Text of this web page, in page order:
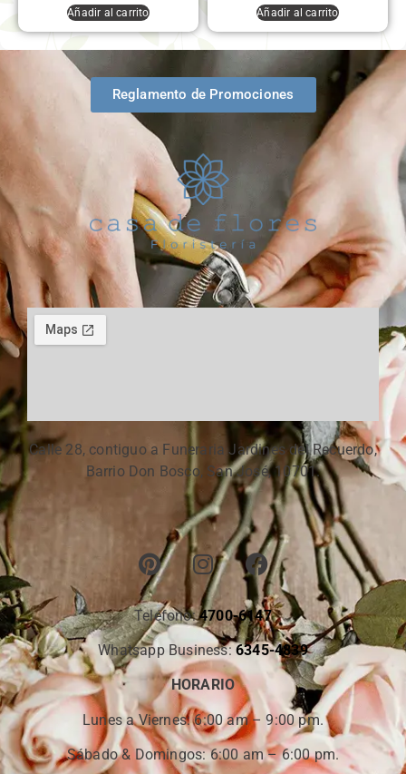
Añadir al carrito Añadir al carrito
Reglamento de Promociones
Calle 28, contiguo a Funeraria Jardines del Recuerdo,
Barrio Don Bosco, San José, 10701.
Teléfono:4700-6147
Whatsapp Business: 6345-4839
HORARIO
Lunes a Viernes:6:00 am – 9:00 pm.
Sábado & Domingos: 6:00 am – 6:00 pm.